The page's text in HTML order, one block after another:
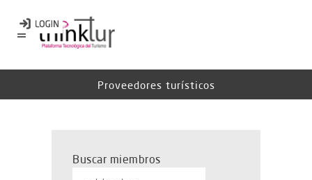
Proveedores turísticos
Buscar miembros